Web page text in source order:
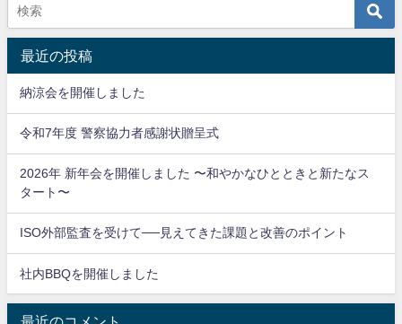
最近の投稿
納涼会を開催しました
令和7年度 警察協力者感謝状贈呈式
2026年 新年会を開催しました 〜和やかなひとときと新たなス
タート〜
ISO外部監査を受けて──見えてきた課題と改善のポイント
社内BBQを開催しました